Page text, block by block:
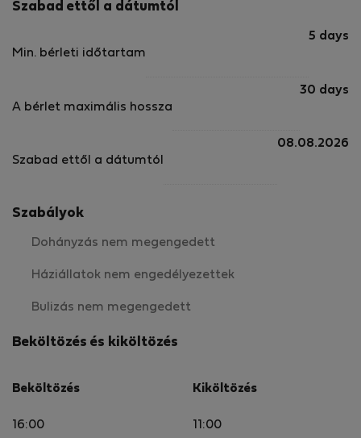
Szabad ettől a dátumtól
Min. bérleti időtartam
5 days
A bérlet maximális hossza
30 days
Szabad ettől a dátumtól
08.08.2026
Szabályok
Dohányzás nem megengedett
Háziállatok nem engedélyezettek
Bulizás nem megengedett
Beköltözés és kiköltözés
Beköltözés
16:00
Kiköltözés
11:00